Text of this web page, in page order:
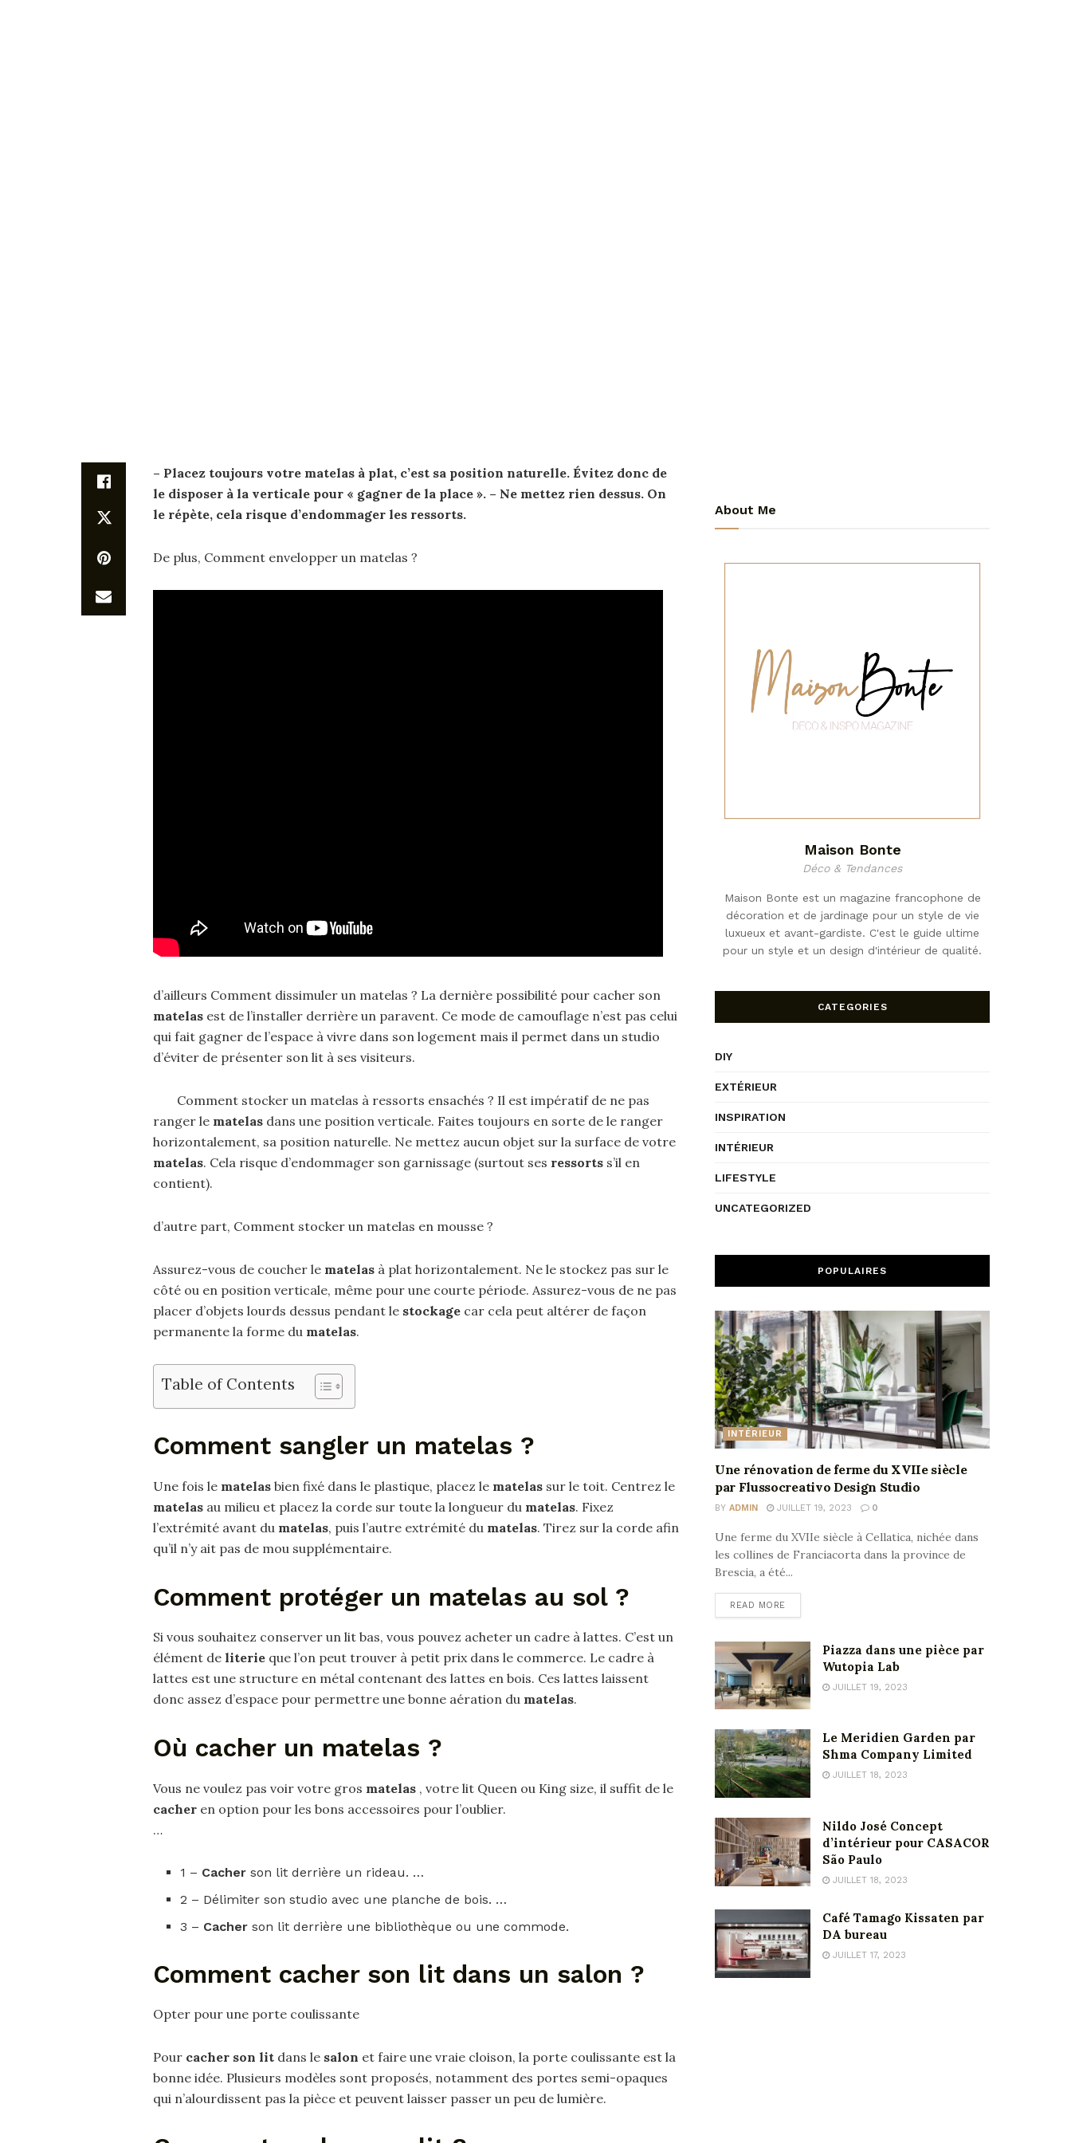
– Placez toujours votre matelas à plat, c’est sa position naturelle. Évitez donc de
le disposer à la verticale pour « gagner de la place ». – Ne mettez rien dessus. On
le répète, cela risque d’endommager les ressorts.
De plus, Comment envelopper un matelas ?
d’ailleurs Comment dissimuler un matelas ? La dernière possibilité pour cacher son
matelas est de l’installer derrière un paravent. Ce mode de camouflage n’est pas celui
qui fait gagner de l’espace à vivre dans son logement mais il permet dans un studio
d’éviter de présenter son lit à ses visiteurs.
Comment stocker un matelas à ressorts ensachés ? Il est impératif de ne pas
ranger le matelas dans une position verticale. Faites toujours en sorte de le ranger
horizontalement, sa position naturelle. Ne mettez aucun objet sur la surface de votre
matelas. Cela risque d’endommager son garnissage (surtout ses ressorts s’il en
contient).
d’autre part, Comment stocker un matelas en mousse ?
Assurez-vous de coucher le matelas à plat horizontalement. Ne le stockez pas sur le
côté ou en position verticale, même pour une courte période. Assurez-vous de ne pas
placer d’objets lourds dessus pendant le stockage car cela peut altérer de façon
permanente la forme du matelas.
Table of Contents
Comment sangler un matelas ?
Une fois le matelas bien fixé dans le plastique, placez le matelas sur le toit. Centrez le
matelas au milieu et placez la corde sur toute la longueur du matelas. Fixez
l’extrémité avant du matelas, puis l’autre extrémité du matelas. Tirez sur la corde afin
qu’il n’y ait pas de mou supplémentaire.
Comment protéger un matelas au sol ?
Si vous souhaitez conserver un lit bas, vous pouvez acheter un cadre à lattes. C’est un
élément de literie que l’on peut trouver à petit prix dans le commerce. Le cadre à
lattes est une structure en métal contenant des lattes en bois. Ces lattes laissent
donc assez d’espace pour permettre une bonne aération du matelas.
Où cacher un matelas ?
Vous ne voulez pas voir votre gros matelas , votre lit Queen ou King size, il suffit de le
cacher en option pour les bons accessoires pour l’oublier.
…
1 – Cacherson lit derrière un rideau. …
2 – Délimiter son studio avec une planche de bois. …
3 – Cacherson lit derrière une bibliothèque ou une commode.
Comment cacher son lit dans un salon ?
Opter pour une porte coulissante
Pour cacher son lit dans le salon et faire une vraie cloison, la porte coulissante est la
bonne idée. Plusieurs modèles sont proposés, notamment des portes semi-opaques
qui n’alourdissent pas la pièce et peuvent laisser passer un peu de lumière.
About Me
Maison Bonte
Déco & Tendances
Maison Bonte est un magazine francophone de
décoration et de jardinage pour un style de vie
luxueux et avant-gardiste. C'est le guide ultime
pour un style et un design d'intérieur de qualité.
CATEGORIES
DIY
EXTÉRIEUR
INSPIRATION
INTÉRIEUR
LIFESTYLE
UNCATEGORIZED
POPULAIRES
INTÉRIEUR
Une rénovation de ferme du XVIIe siècle
par Flussocreativo Design Studio
BY ADMIN JUILLET 19, 2023 0
Une ferme du XVIIe siècle à Cellatica, nichée dans
les collines de Franciacorta dans la province de
Brescia, a été...
READ MORE
Piazza dans une pièce par
Wutopia Lab
JUILLET 19, 2023
Le Meridien Garden par
Shma Company Limited
JUILLET 18, 2023
Nildo José Concept
d’intérieur pour CASACOR
São Paulo
JUILLET 18, 2023
Café Tamago Kissaten par
DA bureau
JUILLET 17, 2023